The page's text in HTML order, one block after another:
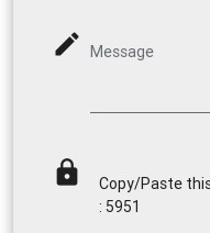
mode_edit Message
lock
Copy/Paste
: 5951